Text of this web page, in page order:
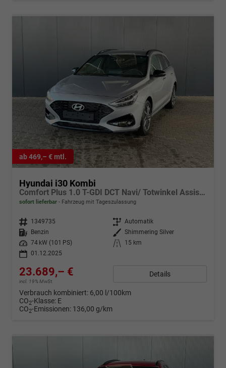
ab 469,– € mtl.
Hyundai i30 Kombi
Comfort Plus 1.0 T-GDI DCT Navi/ Totwinkel Assistent/ PDC V&H + Kamera/ Alu 17"
sofort lieferbar Fahrzeug mit Tageszulassung
Fahrzeugnr. 1349735 Getriebe Automatik
Kraftstoff
Benzin Außenfarbe Shimmering Silver
Leistung
74 kW (101 PS) Kilometerstand
15 km
01.12.2025
23.689,– €
incl. 19% MwSt.
Details
Verbrauch kombiniert: 6,00 l/100km
CO2-Klasse: E
CO2-Emissionen: 136,00 g/km